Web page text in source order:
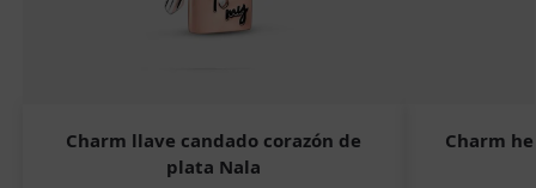
Charm llave candado corazón de
plata Nala
Charm